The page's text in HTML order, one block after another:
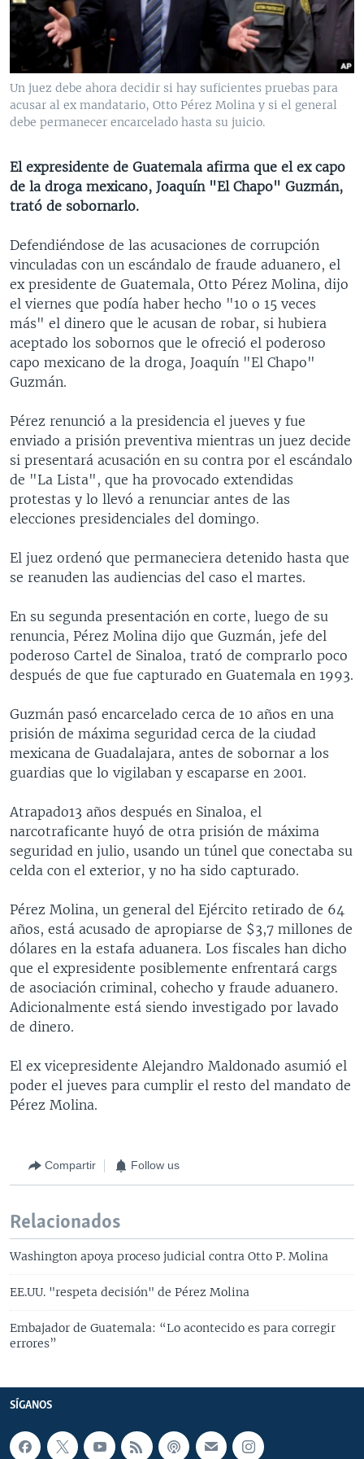
VENEZUELA
BRASIL
NICARAGUA
ECONOMÍA
ENTRETENIMIENTO Y CULTURA
TECNOLOGÍA
DEPORTES
CIENCIA Y SALUD
MULTIMEDIA
VIDEOS
FOTOGRAFÍA
AUDIOS
PROGRAMAS TV
EL MUNDO AL DÍA
FORO INTERAMERICANO
VISIÓN 360
LAS CLAVES
PANORAMA
RADIO
AVANCE INFORMATIVO
AUDIONOTICIAS
BUENOS DÍAS AMÉRICA
ESTADOS UNIDOS AL DÍA
FORO [RADIO]
DEPORTIVO INTERNACIONAL
NOTA ECONÓMICA
ENTRETENIMIENTO
DIRECT
DOCUMENTALES DE LA VOA
Learning English
Idiomas
Un juez debe ahora decidir si hay suficientes pruebas para
acusar al ex mandatario, Otto Pérez Molina y si el general
debe permanecer encarcelado hasta su juicio.
El expresidente de Guatemala afirma que el ex capo
de la droga mexicano, Joaquín "El Chapo" Guzmán,
trató de sobornarlo.
Defendiéndose de las acusaciones de corrupción
vinculadas con un escándalo de fraude aduanero, el
ex presidente de Guatemala, Otto Pérez Molina, dijo
el viernes que podía haber hecho "10 o 15 veces
más" el dinero que le acusan de robar, si hubiera
aceptado los sobornos que le ofreció el poderoso
capo mexicano de la droga, Joaquín "El Chapo"
Guzmán.
Pérez renunció a la presidencia el jueves y fue
enviado a prisión preventiva mientras un juez decide
si presentará acusación en su contra por el escándalo
de "La Lista", que ha provocado extendidas
protestas y lo llevó a renunciar antes de las
elecciones presidenciales del domingo.
El juez ordenó que permaneciera detenido hasta que
se reanuden las audiencias del caso el martes.
En su segunda presentación en corte, luego de su
renuncia, Pérez Molina dijo que Guzmán, jefe del
poderoso Cartel de Sinaloa, trató de comprarlo poco
después de que fue capturado en Guatemala en 1993.
Guzmán pasó encarcelado cerca de 10 años en una
prisión de máxima seguridad cerca de la ciudad
mexicana de Guadalajara, antes de sobornar a los
guardias que lo vigilaban y escaparse en 2001.
Atrapado13 años después en Sinaloa, el
narcotraficante huyó de otra prisión de máxima
seguridad en julio, usando un túnel que conectaba su
celda con el exterior, y no ha sido capturado.
Pérez Molina, un general del Ejército retirado de 64
años, está acusado de apropiarse de $3,7 millones de
dólares en la estafa aduanera. Los fiscales han dicho
que el expresidente posiblemente enfrentará cargs
de asociación criminal, cohecho y fraude aduanero.
Adicionalmente está siendo investigado por lavado
de dinero.
El ex vicepresidente Alejandro Maldonado asumió el
poder el jueves para cumplir el resto del mandato de
Pérez Molina.
Compartir Follow us
Relacionados
Washington apoya proceso judicial contra Otto P. Molina
EE.UU. "respeta decisión" de Pérez Molina
Embajador de Guatemala: “Lo acontecido es para corregir
errores”
SÍGANOS